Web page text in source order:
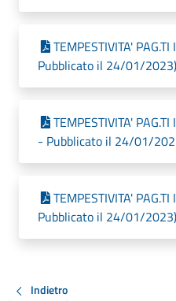
TEMPESTIVITA'
Pubblicato il 24/01/2023)
TEMPESTIVITA'
- Pubblicato il 24/01/
TEMPESTIVITA'
Pubblicato il 24/01/2023)
Indietro